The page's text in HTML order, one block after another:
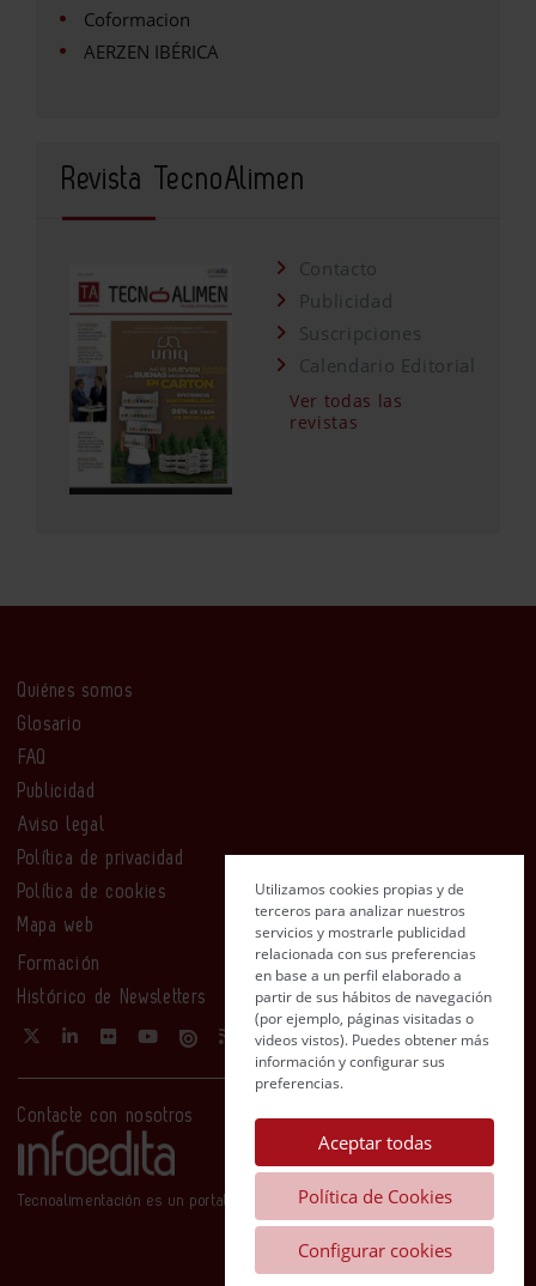
Coformacion
AERZEN IBÉRICA
Revista TecnoAlimen
Contacto
Publicidad
Suscripciones
Calendario Editorial
Ver todas las
revistas
Quiénes somos
Glosario
FAQ
Publicidad
Aviso legal
Política de privacidad
Política de cookies
Mapa web
Formación
Histórico de Newsletters
Contacte con nosotros
Tecnoalimentación es un portal de Infoedita
Utilizamos cookies propias y de
terceros para analizar nuestros
servicios y mostrarle publicidad
relacionada con sus preferencias
en base a un perfil elaborado a
partir de sus hábitos de navegación
(por ejemplo, páginas visitadas o
videos vistos). Puedes obtener más
información y configurar sus
preferencias.
Aceptar todas
Política de Cookies
Configurar cookies